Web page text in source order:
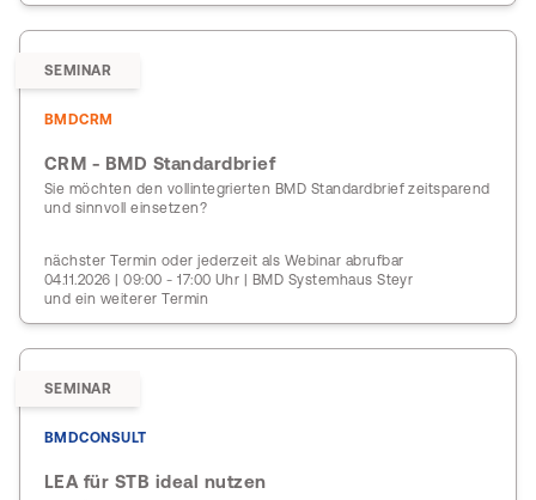
SEMINAR
BMDCRM
CRM - BMD Standardbrief
Sie möchten den vollintegrierten BMD Standardbrief zeitsparend
und sinnvoll einsetzen?
nächster Termin oder jederzeit als Webinar abrufbar
04.11.2026 | 09:00 - 17:00 Uhr | BMD Systemhaus Steyr
und ein weiterer Termin
SEMINAR
BMDCONSULT
LEA für STB ideal nutzen